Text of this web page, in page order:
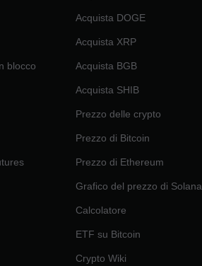
blocco
Acquista DOGE
Acquista XRP
Acquista BGB
Acquista SHIB
Prezzo delle crypto
Prezzo di Bitcoin
Prezzo di Ethereum
Grafico del prezzo di Solana
Calcolatore
ETF su Bitcoin
Crypto Wiki